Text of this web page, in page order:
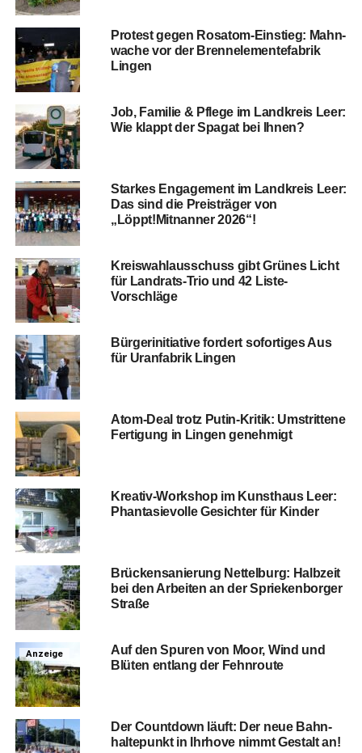
Pro­test gegen Rosatom-Ein­stieg: Mahn­
wa­che vor der Brenn­ele­men­te­fa­brik
Lingen
Job, Fami­lie & Pfle­ge im Land­kreis Leer:
Wie klappt der Spa­gat bei Ihnen?
Star­kes Enga­ge­ment im Land­kreis Leer:
Das sind die Preis­trä­ger von
„Löppt!Mitnanner 2026“!
Kreis­wahl­aus­schuss gibt Grü­nes Licht
für Land­rats-Trio und 42 Liste-
Vorschläge
Bür­ger­initia­ti­ve for­dert sofor­ti­ges Aus
für Uranfa­brik Lingen
Atom-Deal trotz Putin-Kri­tik: Umstrit­te­ne
Fer­ti­gung in Lin­gen genehmigt
Krea­tiv-Work­shop im Kunst­haus Leer:
Phan­ta­sie­vol­le Gesich­ter für Kinder
Brü­cken­sa­nie­rung Net­tel­burg: Halb­zeit
bei den Arbei­ten an der Sprie­ken­bor­ger
Straße
Anzeige
Auf den Spu­ren von Moor, Wind und
Blü­ten ent­lang der Fehnroute
Der Count­down läuft: Der neue Bahn­
hal­te­punkt in Ihr­ho­ve nimmt Gestalt an!